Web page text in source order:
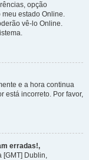
opção
estado Online.
vê-lo Online.
e a hora continua
está incorreto. Por favor,
erradas!,
[GMT] Dublin,